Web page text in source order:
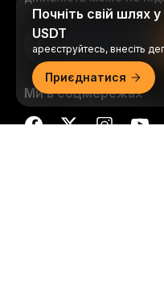
Ми в соцмережах
Почніть свій шлях
USDT
ареєструйтесь, внесіть
Приєднатися